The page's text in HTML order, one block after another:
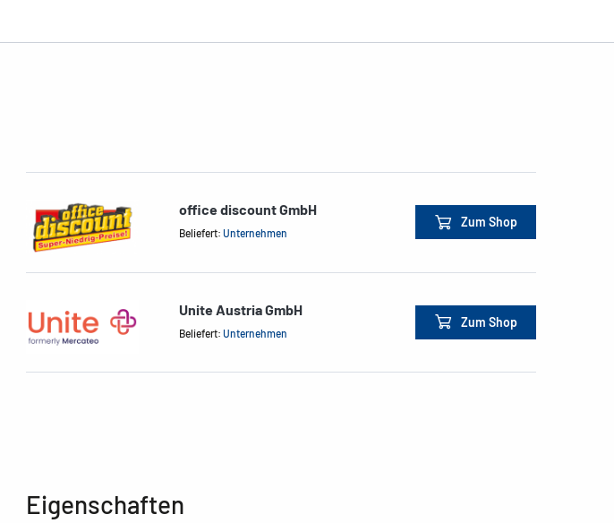
office discount GmbH
Beliefert: Unternehmen
Zum Shop
Unite Austria GmbH
Beliefert: Unternehmen
Zum Shop
Eigenschaften